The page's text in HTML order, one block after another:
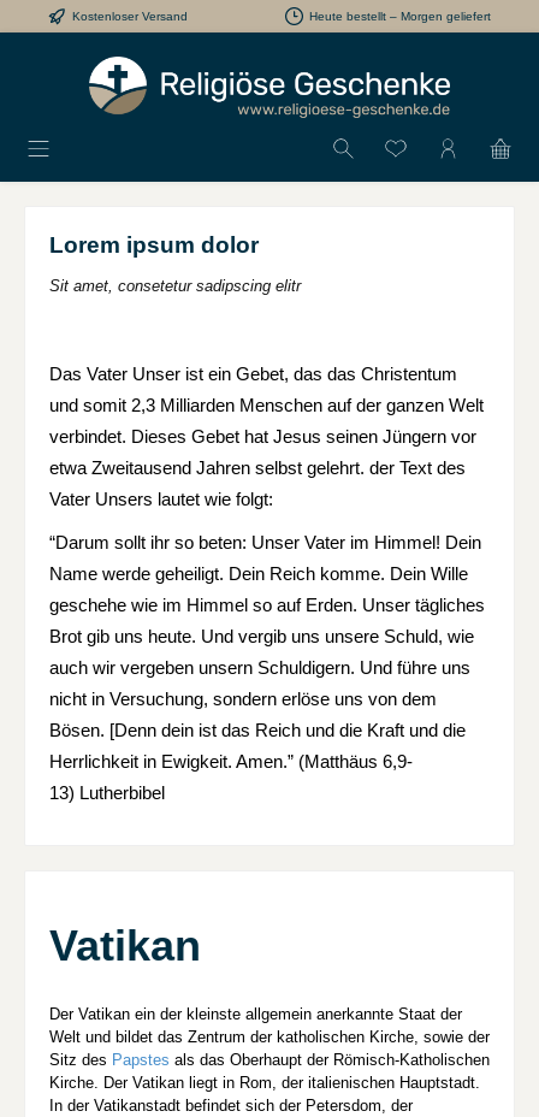
Zum Hauptinhalt springen
Kostenloser Versand Heute bestellt – Morgen geliefert
Du hast 0
Lorem ipsum dolor
Sit amet, consetetur sadipscing elitr
Das Vater Unser ist ein Gebet, das das Christentum
und somit 2,3 Milliarden Menschen auf der ganzen Welt
verbindet. Dieses Gebet hat Jesus seinen Jüngern vor
etwa Zweitausend Jahren selbst gelehrt. der Text des
Vater Unsers lautet wie folgt:
“Darum sollt ihr so beten: Unser Vater im Himmel! Dein
Name werde geheiligt. Dein Reich komme. Dein Wille
geschehe wie im Himmel so auf Erden. Unser tägliches
Brot gib uns heute. Und vergib uns unsere Schuld, wie
auch wir vergeben unsern Schuldigern. Und führe uns
nicht in Versuchung, sondern erlöse uns von dem
Bösen. [Denn dein ist das Reich und die Kraft und die
Herrlichkeit in Ewigkeit. Amen.” (Matthäus 6,9-
13) Lutherbibel
Vatikan
Der Vatikan ein der kleinste allgemein anerkannte Staat der
Welt und bildet das Zentrum der katholischen Kirche, sowie der
Sitz des Papstes als das Oberhaupt der Römisch-Katholischen
Kirche. Der Vatikan liegt in Rom, der italienischen Hauptstadt.
In der Vatikanstadt befindet sich der Petersdom, der